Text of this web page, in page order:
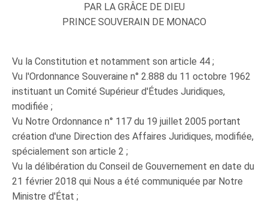
PAR LA GRÂCE DE DIEU
PRINCE SOUVERAIN DE MONACO
Vu la Constitution et notamment son article 44 ;
Vu l'Ordonnance Souveraine n° 2.888 du 11 octobre 1962
instituant un Comité Supérieur d'Études Juridiques,
modifiée ;
Vu Notre Ordonnance n° 117 du 19 juillet 2005 portant
création d'une Direction des Affaires Juridiques, modifiée,
spécialement son article 2 ;
Vu la délibération du Conseil de Gouvernement en date du
21 février 2018 qui Nous a été communiquée par Notre
Ministre d'État ;